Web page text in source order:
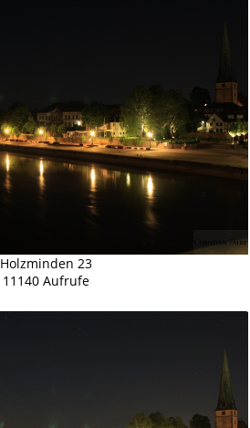
Holzminden 23
11140 Aufrufe